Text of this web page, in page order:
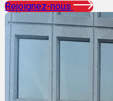
Rejoignez-nous